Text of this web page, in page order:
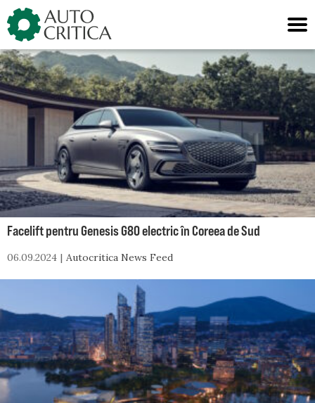
Skip
to
content
Facelift pentru Genesis G80 electric în Coreea de Sud
06.09.2024 Autocritica News Feed